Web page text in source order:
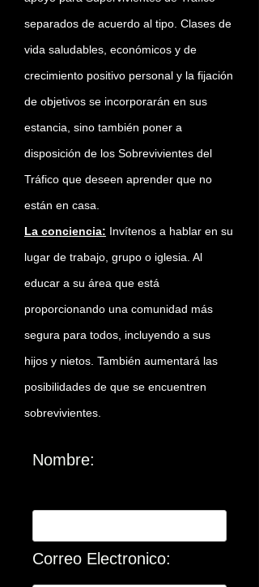
separados de acuerdo al tipo. Clases de
vida saludables, económicos y de
crecimiento positivo personal y la fijación
de objetivos se incorporarán en sus
estancia, sino también poner a
disposición de los Sobrevivientes del
Tráfico que deseen aprender que no
están en casa.
La conciencia: Invítenos a hablar en su
lugar de trabajo, grupo o iglesia. Al
educar a su área que está
proporcionando una comunidad más
segura para todos, incluyendo a sus
hijos y nietos. También aumentará las
posibilidades de que se encuentren
sobrevivientes.
Nombre:
Correo Electronico: